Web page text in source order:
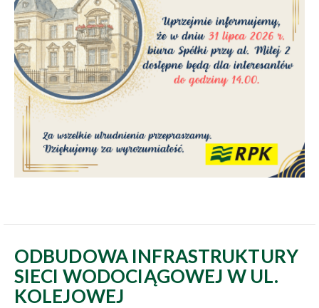
ODBUDOWA INFRASTRUKTURY
SIECI WODOCIĄGOWEJ W UL.
KOLEJOWEJ